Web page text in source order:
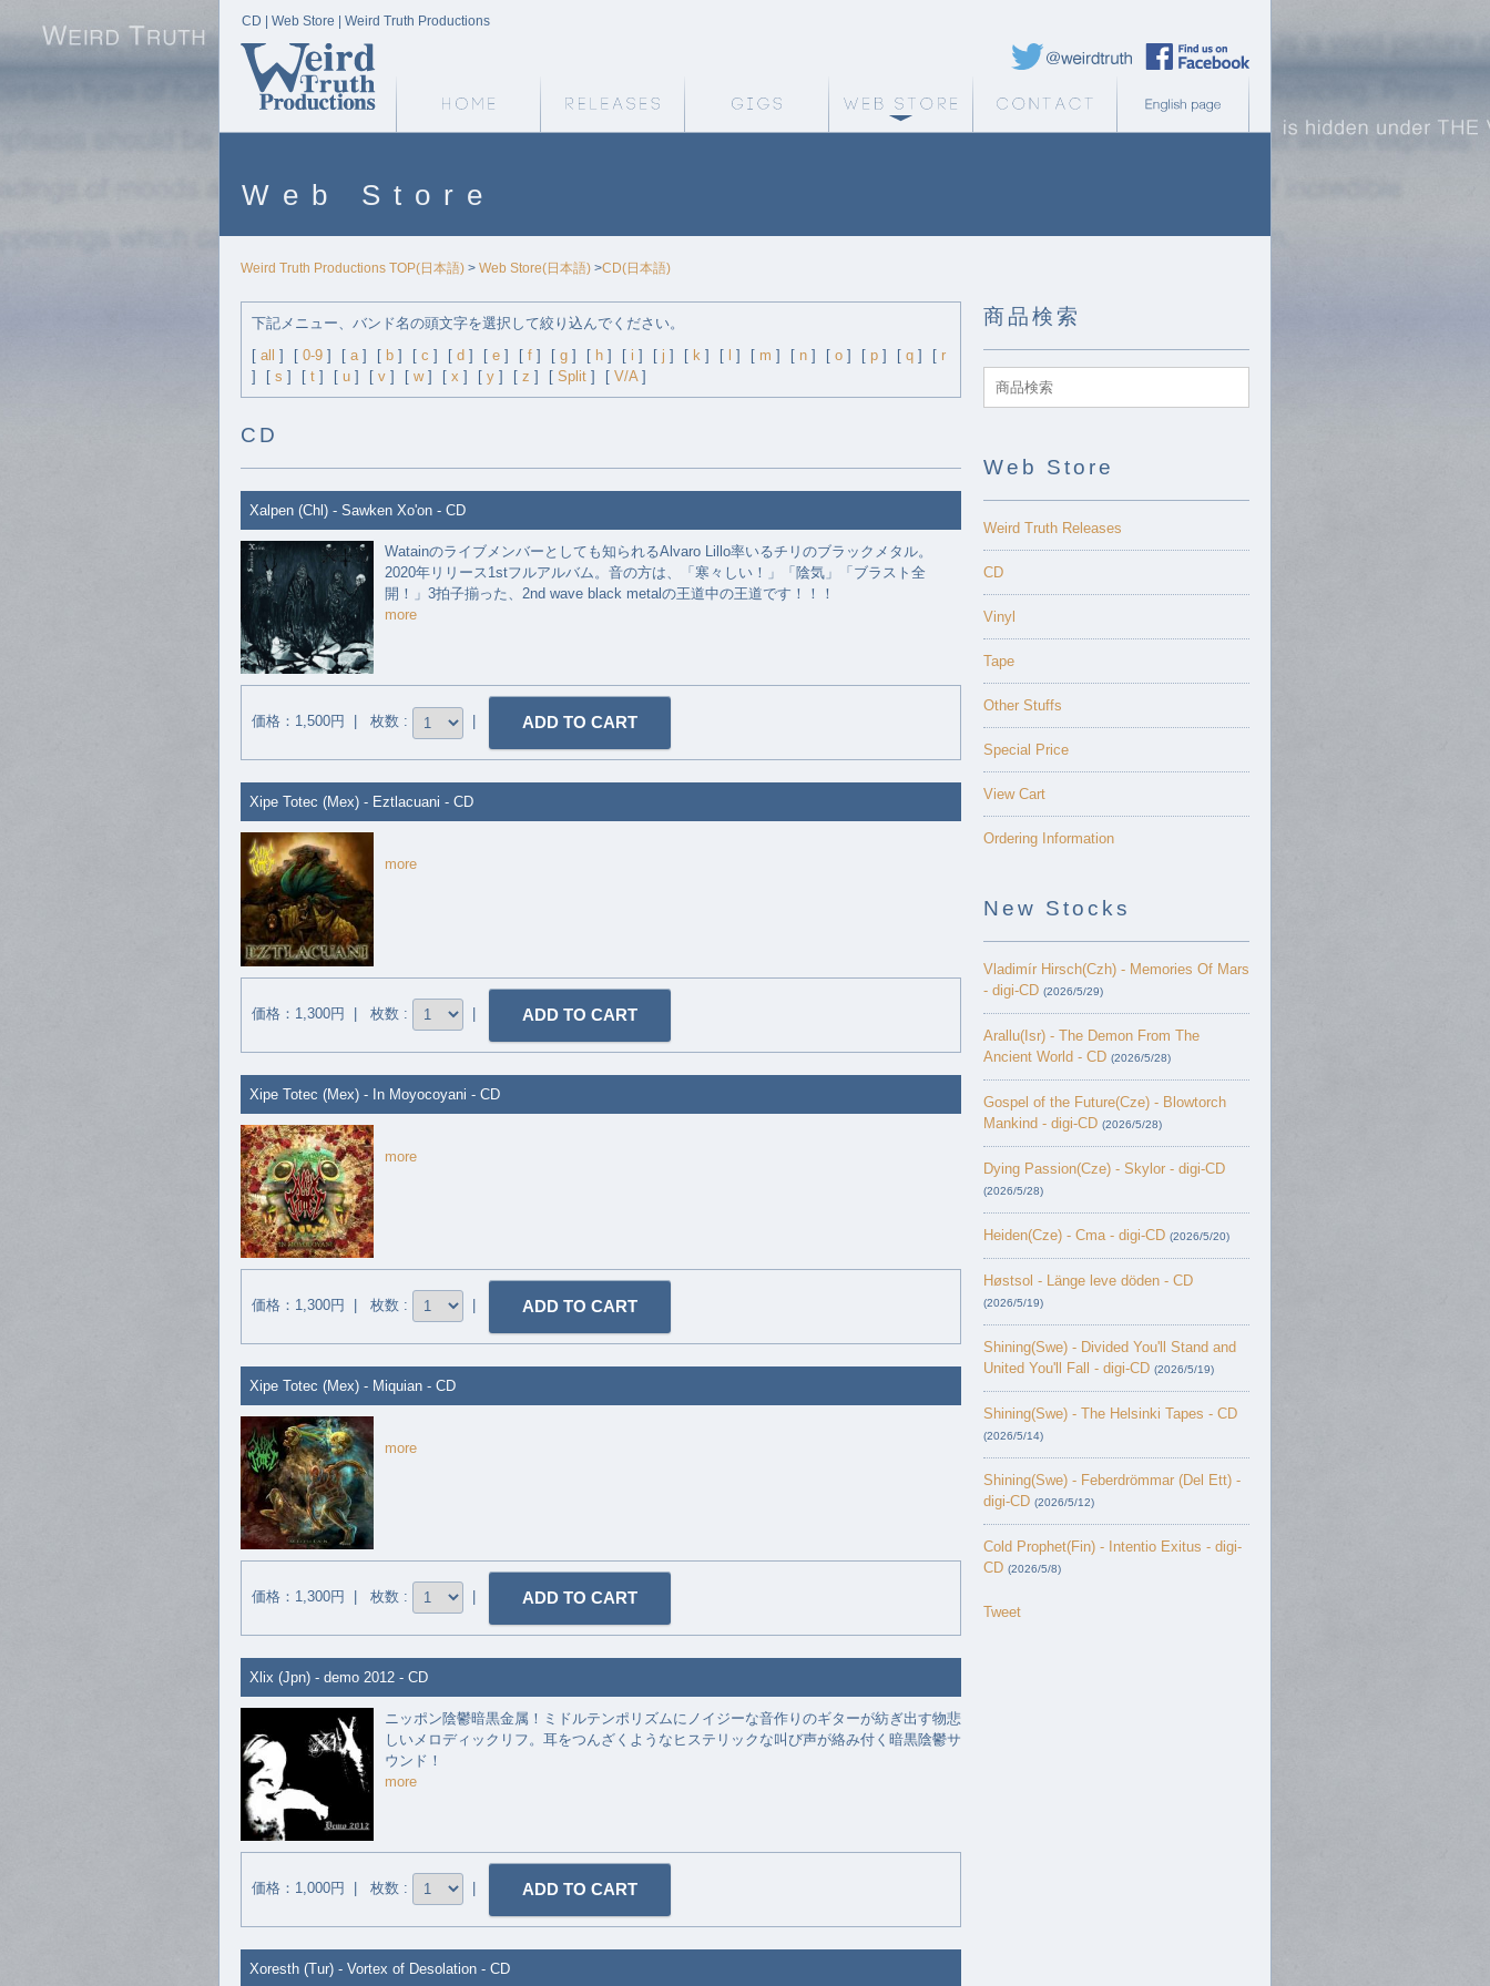
CD | Web Store | Weird Truth Productions
Weird Truth Twitter
Web Store
Weird Truth Productions TOP(日本語) > Web Store(日本語) >CD(日本語)
下記メニュー、バンド名の頭文字を選択して絞り込んでください。
[ all ] [ 0-9 ] [ a] [ b ] [ c ] [ d ] [ e ] [ f ] [ g ] [ h ] [ i ] [ j ] [ k ] [ ] [ m ] [ n ] [ o ] [ p ] [ q ] [ r
]
[ s ] [ t ] [ u ] [ v ] [ w] [ x ] [ y ] [ z ] [ Split ] [ V/A]
CD
Xalpen (Chl) - Sawken Xo'on - CD
Watainのライブメンバーとしても知られるAlvaro Lillo率いるチリのブラックメタル。
2020年リリース1stフルアルバム。音の方は、「寒々しい！」「陰気」「ブラスト全
開！」3拍子揃った、2nd wave black metalの王道中の王道です！！！
more
価格：1,500円 | 枚数 :
Xipe Totec (Mex) - Eztlacuani - CD
more
価格：1,300円 | 枚数 :
Xipe Totec (Mex) - In Moyocoyani - CD
more
価格：1,300円 | 枚数 :
Xipe Totec (Mex) - Miquian - CD
more
価格：1,300円 | 枚数 :
Xlix (Jpn) - demo 2012 - CD
ニッポン陰鬱暗黒金属！ミドルテンポリズムにノイジーな音作りのギターが紡ぎ出す物悲
しいメロディックリフ。耳をつんざくようなヒステリックな叫び声が絡み付く暗黒陰鬱サ
ウンド！
more
価格：1,000円 | 枚数 :
Xoresth (Tur) - Vortex of Desolation - CD
商品検索
Web Store
Weird Truth Releases
CD
Vinyl
Tape
Other Stuffs
Special Price
View Cart
Ordering Information
New Stocks
Vladimír Hirsch(Czh) - Memories Of Mars
- digi-CD (2026/5/29)
Arallu(Isr) - The Demon From The
Ancient World - CD (2026/5/28)
Gospel of the Future(Cze) - Blowtorch
Mankind - digi-CD (2026/5/28)
Dying Passion(Cze) - Skylor - digi-CD
(2026/5/28)
Heiden(Cze) - Cma - digi-CD (2026/5/20)
Høstsol - L​ä​nge leve dö​den - CD
(2026/5/19)
Shining(Swe) - Divided You'll Stand and
United You'll Fall - digi-CD (2026/5/19)
Shining(Swe) - The Helsinki Tapes - CD
(2026/5/14)
Shining(Swe) - Feberdrömmar (Del Ett) -
digi-CD (2026/5/12)
Cold Prophet(Fin) - Intentio Exitus - digi-
CD (2026/5/8)
Tweet